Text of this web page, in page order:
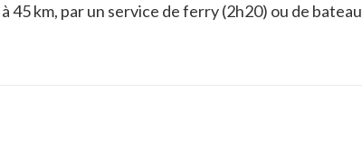
45 km, par un service de ferry (2h20) ou de bateau